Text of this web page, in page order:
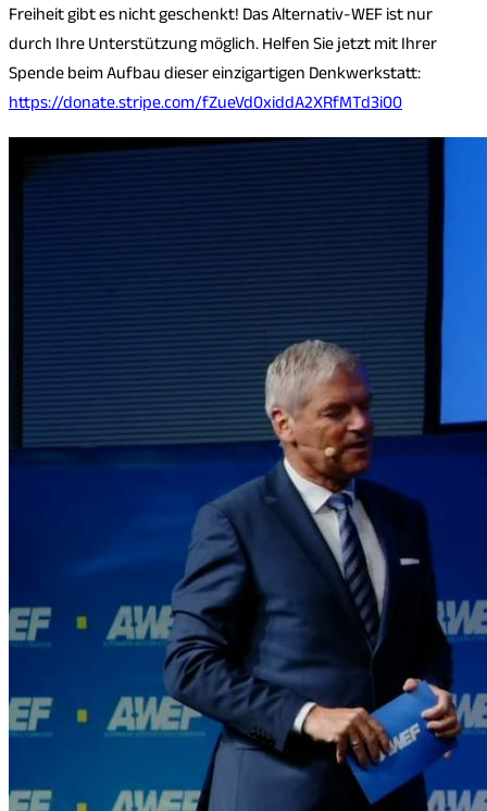
Freiheit gibt es nicht geschenkt! Das Alternativ-WEF ist nur
durch Ihre Unterstützung möglich. Helfen Sie jetzt mit Ihrer
Spende beim Aufbau dieser einzigartigen Denkwerkstatt:
https://donate.stripe.com/fZueVd0xiddA2XRfMTd3i00